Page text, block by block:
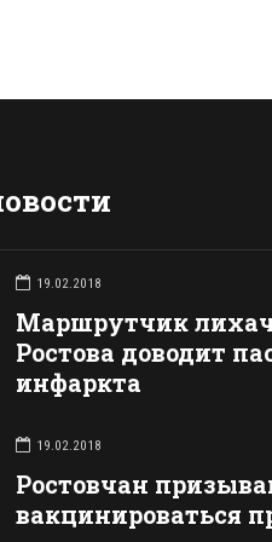
19.02.2018
Маршрутчик лихач
Ростова доводит
инфаркта
19.02.2018
Ростовчан
вакцинироваться